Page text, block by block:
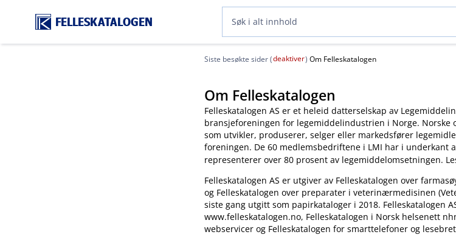
FELLESKATALOGEN
Siste besøkte sider (deaktiver) Om Felleskatalogen
Om Felleskatalogen
Felleskatalogen AS er et heleid datterselskap av
bransjeforeningen for legemiddelindustrien i Norge. Norske
som utvikler, produserer, selger eller markedsfører
foreningen. De 60 medlemsbedriftene i LMI har i underkant
representerer over 80 prosent av legemiddelomsetningen.
Felleskatalogen AS er utgiver av Felleskatalogen over
og Felleskatalogen over preparater i veterinærmedisinen
siste gang utgitt som papirkataloger i 2018. Felleskatalogen
www.felleskatalogen.no, Felleskatalogen i Norsk helsenett
webservicer og Felleskatalogen for smarttelefoner og